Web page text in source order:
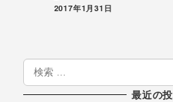
投稿日
2017年1月31日
検
索
最近の